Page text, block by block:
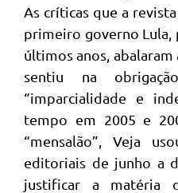
As críticas que a
primeiro governo
últimos anos,
sentiu na
“imparcialidade e
tempo em 2005 e
“mensalão”, Veja
editoriais de junho a
justificar a matéria